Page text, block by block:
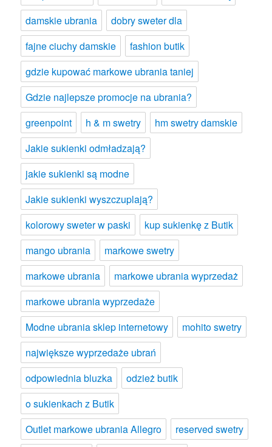
damskie ubrania
dobry sweter dla
fajne ciuchy damskie
fashion butik
gdzie kupować markowe ubrania taniej
Gdzie najlepsze promocje na ubrania?
greenpoint
h & m swetry
hm swetry damskie
Jakie sukienki odmładzają?
jakie sukienki są modne
Jakie sukienki wyszczuplają?
kolorowy sweter w paski
kup sukienkę z Butik
mango ubrania
markowe swetry
markowe ubrania
markowe ubrania wyprzedaż
markowe ubrania wyprzedaże
Modne ubrania sklep internetowy
mohito swetry
największe wyprzedaże ubrań
odpowiednia bluzka
odzież butik
o sukienkach z Butik
Outlet markowe ubrania Allegro
reserved swetry